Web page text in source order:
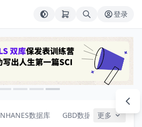
登录
NHANES数据库 GBD数据库 CHARLS
更多